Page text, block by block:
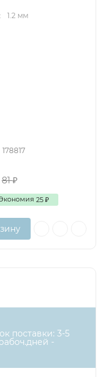
1.2 мм
178817
81₽
25 ₽
поставки: 3-5
-